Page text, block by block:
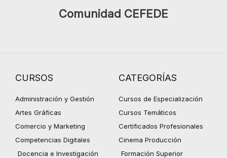
Comunidad CEFEDE
CURSOS
Administración y Gestión
Artes Gráficas
Comercio y Marketing
Competencias Digitales
Docencia e Investigación
CATEGORÍAS
Cursos de Especialización
Cursos Temáticos
Certificados Profesionales
Cinema Producción
Formación Superior